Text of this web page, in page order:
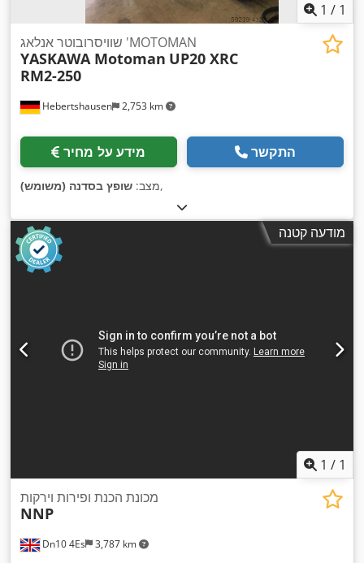
1 / 1
Hebertshausen 2,753 km
שוויסרובוטר אנלאג 'MOTOMAN
YASKAWA Motoman UP20 XRC
RM2-250
מידע על מחיר התקשר
מצב: שופץ בסדנה (משומש) ,
מודעה קטנה
1 / 1
Dn10 4Es 3,787 km
מכונת הכנת ופירות וירקות
NNP